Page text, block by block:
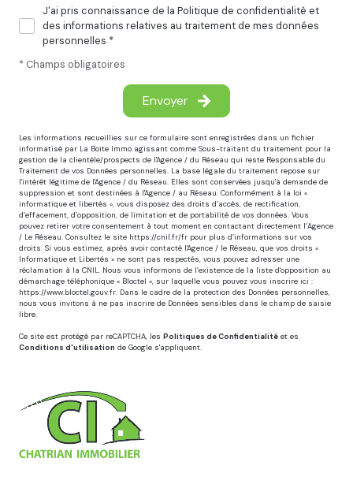
J'ai pris connaissance de la Politique de confidentialité et
des informations relatives au traitement de mes données
personnelles *
* Champs obligatoires
Envoyer
Les informations recueillies sur ce formulaire sont enregistrées dans un fichier
informatisé par La Boite Immo agissant comme Sous-traitant du traitement pour la
gestion de la clientèle/prospects de l'Agence / du Réseau qui reste Responsable du
Traitement de vos Données personnelles. La base légale du traitement repose sur
l'intérêt légitime de l'Agence / du Réseau. Elles sont conservées jusqu'à demande de
suppression et sont destinées à l'Agence / au Réseau. Conformément à la loi «
informatique et libertés », vous disposez des droits d’accès, de rectification,
d’effacement, d’opposition, de limitation et de portabilité de vos données. Vous
pouvez retirer votre consentement à tout moment en contactant directement l’Agence
/ Le Réseau. Consultez le site https://cnil.fr/fr pour plus d’informations sur vos
droits. Si vous estimez, après avoir contacté l'Agence / le Réseau, que vos droits «
Informatique et Libertés » ne sont pas respectés, vous pouvez adresser une
réclamation à la CNIL. Nous vous informons de l’existence de la liste d'opposition au
démarchage téléphonique « Bloctel », sur laquelle vous pouvez vous inscrire ici :
https://www.bloctel.gouv.fr. Dans le cadre de la protection des Données personnelles,
nous vous invitons à ne pas inscrire de Données sensibles dans le champ de saisie
libre.
Ce site est protégé par reCAPTCHA, les Politiques de Confidentialité et es
Conditions d'utilisation de Google s'appliquent.